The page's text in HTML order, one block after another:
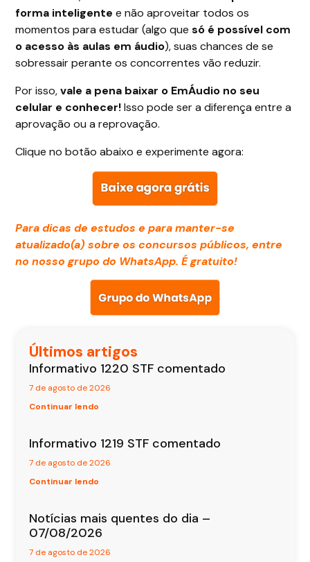
forma inteligente e não aproveitar todos os
momentos para estudar (algo quesó é possível com
o acesso às aulas em áudio), suas chances de se
sobressair perante os concorrentes vão reduzir.
Por isso,vale a pena baixar o EmÁudio no seu
celular e conhecer!Isso pode ser a diferença entre a
aprovação ou a reprovação.
Clique no botão abaixo e experimente agora:
Para dicas de estudos e para manter-se
atualizado(a) sobre os concursos públicos, entre
no nosso grupo do WhatsApp. É gratuito!
Últimos artigos
Informativo 1220 STF comentado
7 de agosto de 2026
Continuar lendo
Informativo 1219 STF comentado
7 de agosto de 2026
Continuar lendo
Notícias mais quentes do dia –
07/08/2026
7 de agosto de 2026